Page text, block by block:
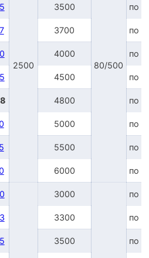
2500 80/500
3500 по
3700 по
4000 по
4500 по
4800 по
5000 по
5500 по
6000 по
3000 по
3300 по
3500 по